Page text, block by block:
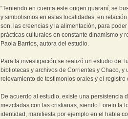
“Teniendo en cuenta este origen guaraní, se
y simbolismos en estas localidades, en
son, las creencias y la alimentación, para
prácticas culturales en constante dinamismo y
Paola Barrios, autora del estudio.
Para la investigación se realizó un estudio de
bibliotecas y archivos de Corrientes y Chaco, y
relevamiento de testimonios orales y el registro
De acuerdo al estudio, existe una persistencia
mezcladas con las cristianas, siendo Loreto la
identidad, manifiesta por ejemplo en el habla